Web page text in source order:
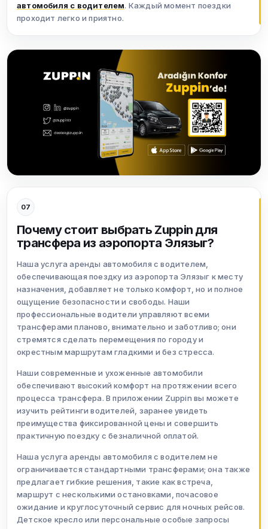
автомобиля с водителем. Каждый момент поездки
проходит легко и приятно.
07
Почему стоит выбрать Zuppin для
трансфера из аэропорта Элязыг?
Наша услуга аренды автомобиля с водителем,
обеспечивающая поездку из аэропорта Элязыг к месту
назначения, добавляет не только комфорт, но и полное
ощущение безопасности и свободы. Наши
профессиональные водители управляют всеми
трансферами планово, внимательно и заботливо; они
стремятся сделать перемещения по городу и
окрестным маршрутам гладкими и без стресса.
Наши современные и ухоженные автомобили
обеспечивают высокий комфорт на протяжении всего
процесса трансфера. В приложении Zuppin вы можете
изучить рейтинги водителей, заранее увидеть
преимущества фиксированной цены и совершить
практичную поездку с безналичной оплатой.
Наша услуга аренды автомобиля с водителем не
ограничивается стандартными трансферами; она также
предлагает гибкие решения, такие как встреча,
маршрут с несколькими остановками, почасовое
ожидание и круглосуточный сервис для ночных рейсов.
Детское кресло или персональные особые запросы